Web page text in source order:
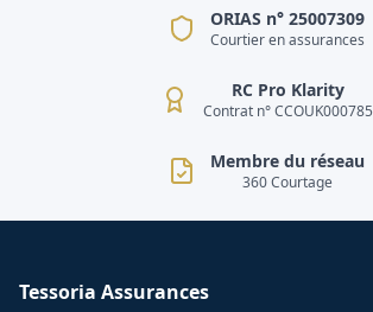
ORIAS n° 25007309
Courtier en assurances
RC Pro Klarity
Contrat n° CCOUK000785
Membre du réseau
360 Courtage
Tessoria Assurances